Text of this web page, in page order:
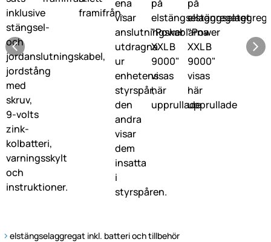
elstängselaggregat inkl. batteri och tillbehör